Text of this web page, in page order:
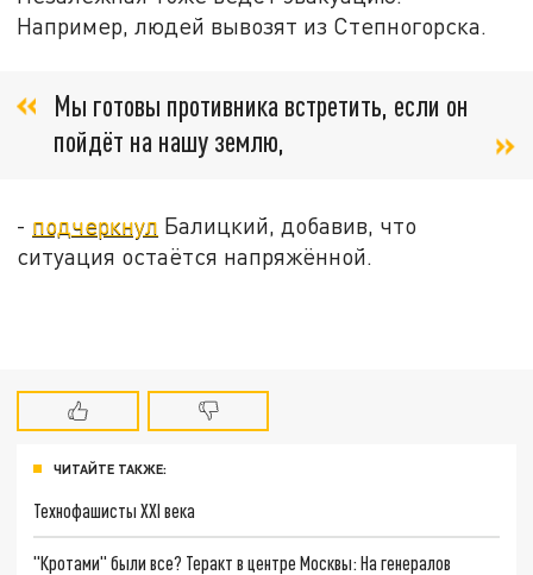
Например, людей вывозят из Степногорска.
Мы готовы противника встретить, если он
пойдёт на нашу землю,
- подчеркнул Балицкий, добавив, что
ситуация остаётся напряжённой.
ЧИТАЙТЕ ТАКЖЕ:
Технофашисты XXI века
"Кротами" были все? Теракт в центре Москвы: На генералов